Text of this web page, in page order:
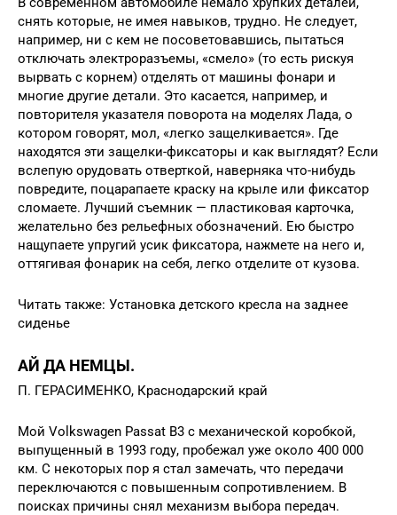
снять которые, не имея навыков, трудно. Не следует,
например, ни с кем не посоветовавшись, пытаться
отключать электроразъемы, «смело» (то есть рискуя
вырвать с корнем) отделять от машины фонари и
многие другие детали. Это касается, например, и
повторителя указателя поворота на моделях Лада, о
котором говорят, мол, «легко защелкивается». Где
находятся эти защелки-фиксаторы и как выглядят? Если
вслепую орудовать отверткой, наверняка что-нибудь
повредите, поцарапаете краску на крыле или фиксатор
сломаете. Лучший съемник — пластиковая карточка,
желательно без рельефных обозначений. Ею быстро
нащупаете упругий усик фиксатора, нажмете на него и,
оттягивая фонарик на себя, легко отделите от кузова.
Читать также: Установка детского кресла на заднее
сиденье
АЙ ДА НЕМЦЫ.
П. ГЕРАСИМЕНКО, Краснодарский край
Мой Volkswagen Passat B3 с механической коробкой,
выпущенный в 1993 году, пробежал уже около 400 000
км. С некоторых пор я стал замечать, что передачи
переключаются с повышенным сопротивлением. В
поисках причины снял механизм выбора передач.